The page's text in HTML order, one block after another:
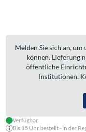
Melden Sie sich an, um
können. Lieferung
öffentliche
Institutionen.
Verfügbar
Bis 15 Uhr bestellt - in der